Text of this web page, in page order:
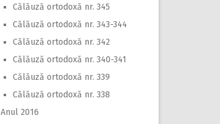
Călăuză ortodoxă nr. 345
Călăuză ortodoxă nr. 343-344
Călăuză ortodoxă nr. 342
Călăuză ortodoxă nr. 340-341
Călăuză ortodoxă nr. 339
Călăuză ortodoxă nr. 338
Anul 2016